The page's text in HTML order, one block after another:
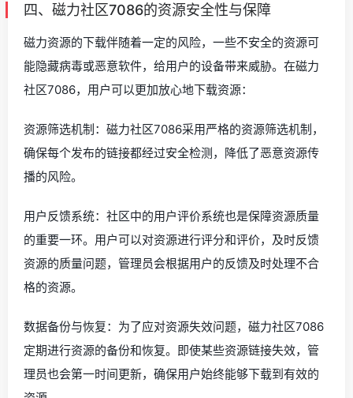
四、磁力社区7086的资源安全性与保障
磁力资源的下载伴随着一定的风险，一些不安全的资源可
能隐藏病毒或恶意软件，给用户的设备带来威胁。在磁力
社区7086，用户可以更加放心地下载资源：
资源筛选机制：磁力社区7086采用严格的资源筛选机制，
确保每个发布的链接都经过安全检测，降低了恶意资源传
播的风险。
用户反馈系统：社区中的用户评价系统也是保障资源质量
的重要一环。用户可以对资源进行评分和评价，及时反馈
资源的质量问题，管理员会根据用户的反馈及时处理不合
格的资源。
数据备份与恢复：为了应对资源失效问题，磁力社区7086
定期进行资源的备份和恢复。即使某些资源链接失效，管
理员也会第一时间更新，确保用户始终能够下载到有效的